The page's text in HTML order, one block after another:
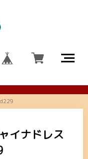
イナドレス